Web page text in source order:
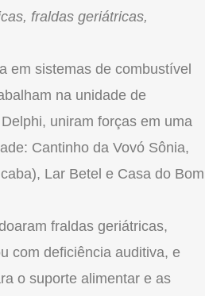
fraldas geriátricas,
em sistemas de combustível
na unidade de
uniram forças em uma
Cantinho da Vovó Sônia,
Lar Betel e Casa do Bom
fraldas geriátricas,
com deficiência auditiva, e
o suporte alimentar e as